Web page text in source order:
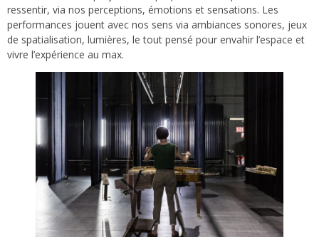
ressentir, via nos perceptions, émotions et sensations. Les
performances jouent avec nos sens via ambiances sonores, jeux
de spatialisation, lumières, le tout pensé pour envahir l’espace et
vivre l’expérience au max.